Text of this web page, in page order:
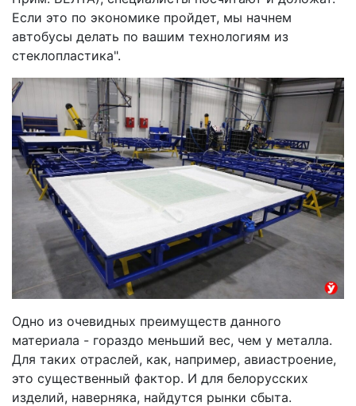
Если это по экономике пройдет, мы начнем
автобусы делать по вашим технологиям из
стеклопластика".
Одно из очевидных преимуществ данного
материала - гораздо меньший вес, чем у металла.
Для таких отраслей, как, например, авиастроение,
это существенный фактор. И для белорусских
изделий, наверняка, найдутся рынки сбыта.